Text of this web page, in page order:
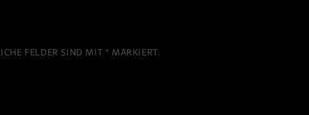
FELDER SIND MIT * MARKIERT.